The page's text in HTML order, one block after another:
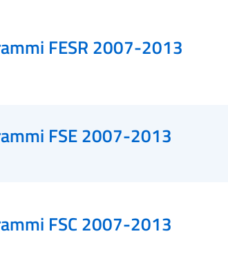
FESR 2007-2013
FSE 2007-2013
FSC 2007-2013